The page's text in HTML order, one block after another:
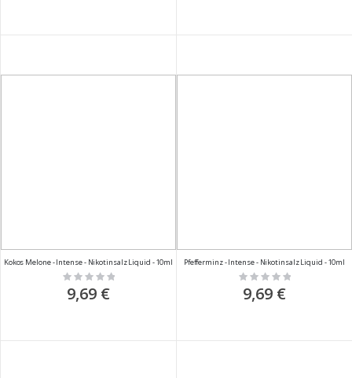
Kokos Melone - Intense - Nikotinsalz Liquid - 10ml
Rating:
0%
9,69 €
Pfefferminz - Intense - Nikotinsalz Liquid - 10ml
Rating:
0%
9,69 €